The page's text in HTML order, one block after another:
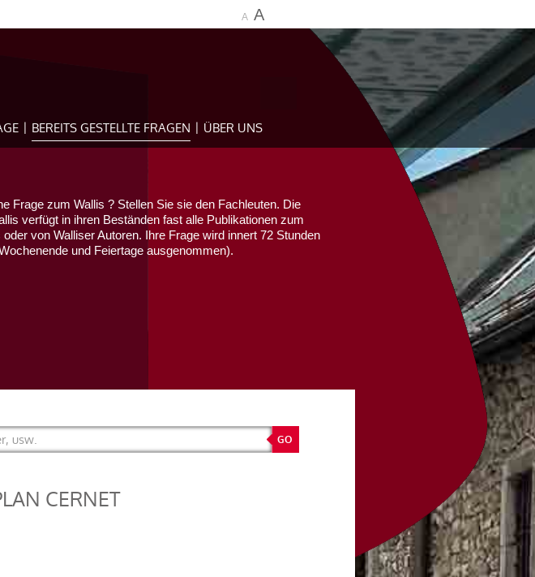
A A
BEREITS GESTELLTE FRAGEN ÜBER UNS
Frage zum Wallis ? Stellen Sie sie den Fachleuten. Die
verfügt in ihren Beständen fast alle Publikationen zum
von Walliser Autoren. Ihre Frage wird innert 72 Stunden
und Feiertage ausgenommen).
CERNET